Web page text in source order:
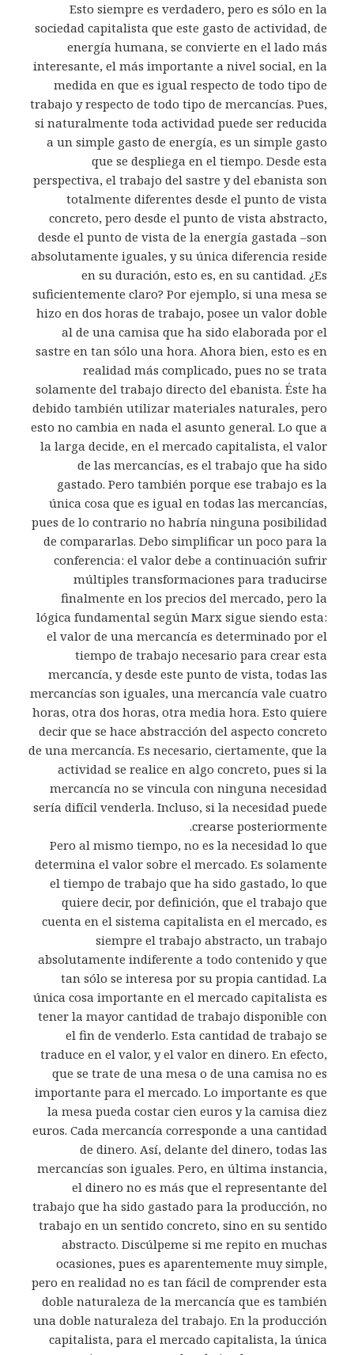
Esto siempre es verdadero, pero es sólo en la
sociedad capitalista que este gasto de actividad, de
energía humana, se convierte en el lado más
interesante, el más importante a nivel social, en la
medida en que es igual respecto de todo tipo de
trabajo y respecto de todo tipo de mercancías. Pues,
si naturalmente toda actividad puede ser reducida
a un simple gasto de energía, es un simple gasto
que se despliega en el tiempo. Desde esta
perspectiva, el trabajo del sastre y del ebanista son
totalmente diferentes desde el punto de vista
concreto, pero desde el punto de vista abstracto,
desde el punto de vista de la energía gastada –son
absolutamente iguales, y su única diferencia reside
en su duración, esto es, en su cantidad. ¿Es
suficientemente claro? Por ejemplo, si una mesa se
hizo en dos horas de trabajo, posee un valor doble
al de una camisa que ha sido elaborada por el
sastre en tan sólo una hora. Ahora bien, esto es en
realidad más complicado, pues no se trata
solamente del trabajo directo del ebanista. Éste ha
debido también utilizar materiales naturales, pero
esto no cambia en nada el asunto general. Lo que a
la larga decide, en el mercado capitalista, el valor
de las mercancías, es el trabajo que ha sido
gastado. Pero también porque ese trabajo es la
única cosa que es igual en todas las mercancías,
pues de lo contrario no habría ninguna posibilidad
de compararlas. Debo simplificar un poco para la
conferencia: el valor debe a continuación sufrir
múltiples transformaciones para traducirse
finalmente en los precios del mercado, pero la
lógica fundamental según Marx sigue siendo esta:
el valor de una mercancía es determinado por el
tiempo de trabajo necesario para crear esta
mercancía, y desde este punto de vista, todas las
mercancías son iguales, una mercancía vale cuatro
horas, otra dos horas, otra media hora. Esto quiere
decir que se hace abstracción del aspecto concreto
de una mercancía. Es necesario, ciertamente, que la
actividad se realice en algo concreto, pues si la
mercancía no se vincula con ninguna necesidad
sería difícil venderla. Incluso, si la necesidad puede
crearse posteriormente.
Pero al mismo tiempo, no es la necesidad lo que
determina el valor sobre el mercado. Es solamente
el tiempo de trabajo que ha sido gastado, lo que
quiere decir, por definición, que el trabajo que
cuenta en el sistema capitalista en el mercado, es
siempre el trabajo abstracto, un trabajo
absolutamente indiferente a todo contenido y que
tan sólo se interesa por su propia cantidad. La
única cosa importante en el mercado capitalista es
tener la mayor cantidad de trabajo disponible con
el fin de venderlo. Esta cantidad de trabajo se
traduce en el valor, y el valor en dinero. En efecto,
que se trate de una mesa o de una camisa no es
importante para el mercado. Lo importante es que
la mesa pueda costar cien euros y la camisa diez
euros. Cada mercancía corresponde a una cantidad
de dinero. Así, delante del dinero, todas las
mercancías son iguales. Pero, en última instancia,
el dinero no es más que el representante del
trabajo que ha sido gastado para la producción, no
trabajo en un sentido concreto, sino en su sentido
abstracto. Discúlpeme si me repito en muchas
ocasiones, pues es aparentemente muy simple,
pero en realidad no es tan fácil de comprender esta
doble naturaleza de la mercancía que es también
una doble naturaleza del trabajo. En la producción
capitalista, para el mercado capitalista, la única